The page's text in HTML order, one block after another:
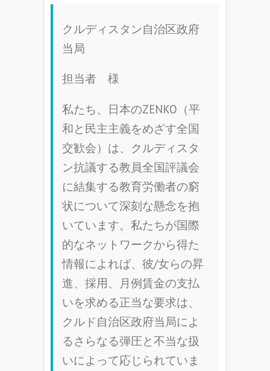
クルディスタン自治区政府
当局
担当者 様
私たち、日本のZENKO（平
和と民主主義をめざす全国
交歓会）は、クルディスタ
ン抗議する教員全国評議会
に結集する教育労働者の窮
状について深刻な懸念を抱
いています。私たちが国際
的なネットワークから得た
情報によれば、彼/女らの昇
進、採用、月例賃金の支払
いを求める正当な要求は、
クルド自治区政府当局によ
るさらなる弾圧と不当な扱
いによって応じられていま